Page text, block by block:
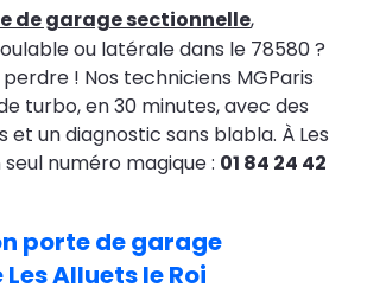
de garage sectionnelle,
ou latérale dans le 78580 ?
! Nos techniciens MGParis
turbo, en 30 minutes, avec des
et un diagnostic sans blabla. À Les
seul numéro magique : 01 84 24 42
porte de garage
Alluets le Roi